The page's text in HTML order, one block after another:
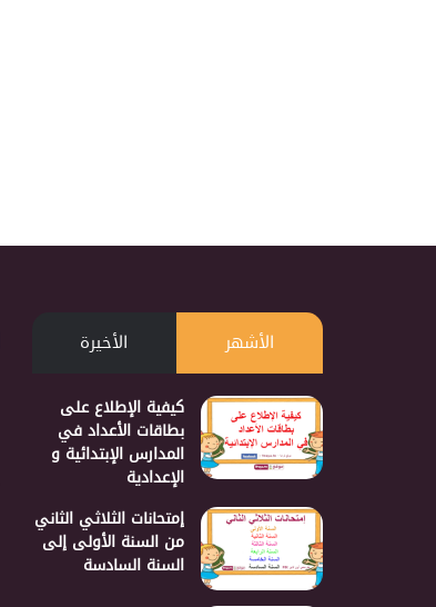
الأشهر الأخيرة
كيفية الإطلاع على
بطاقات الأعداد في
المدارس الإبتدائية و
الإعدادية
إمتحانات الثلاثي الثاني
من السنة الأولى إلى
السنة السادسة